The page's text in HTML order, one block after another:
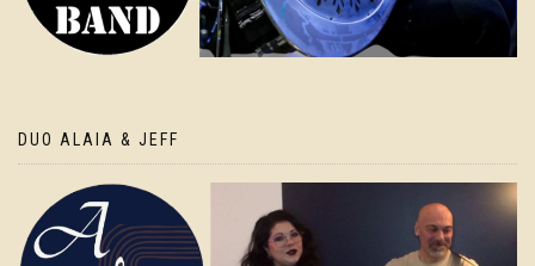
DUO ALAIA & JEFF